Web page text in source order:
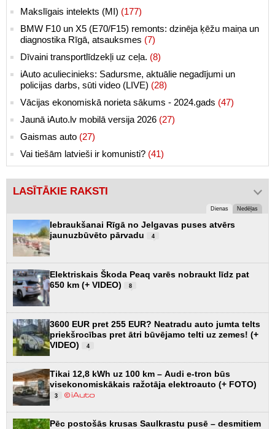
Makslīgais intelekts (MI) (177)
BMW F10 un X5 (E70/F15) remonts: dzinēja ķēžu maiņa un
diagnostika Rīgā, atsauksmes (7)
Dīvaini transportlīdzekļi uz ceļa. (8)
iAuto aculiecinieks: Sadursme, aktuālie negadījumi un
policijas darbs, sūti video (LIVE) (28)
Vācijas ekonomiskā norieta sākums - 2024.gads (47)
Jaunā iAuto.lv mobilā versija 2026 (27)
Gaismas auto (27)
Vai tiešām latvieši ir komunisti? (41)
LASĪTĀKIE RAKSTI
Dienas Nedēļas
Iebraukšanai Rīgā no Jelgavas puses atvērs
jaunuzbūvēto pārvadu
4
Elektriskais Škoda Peaq varēs nobraukt līdz pat
650 km (+ VIDEO)
8
3600 EUR pret 255 EUR? Neatradu auto jumta telts
priekšrocības pret ātri būvējamo telti uz zemes! (+
VIDEO)
4
Tikai 12,8 kWh uz 100 km – Audi e-tron būs
visekonomiskākais ražotāja elektroauto (+ FOTO)
3
Pēc postošās krusas Saulkrastu pusē – desmitiem